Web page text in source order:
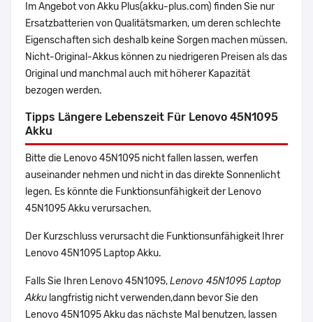
Im Angebot von Akku Plus(akku-plus.com) finden Sie nur
Ersatzbatterien von Qualitätsmarken, um deren schlechte
Eigenschaften sich deshalb keine Sorgen machen müssen.
Nicht-Original-Akkus können zu niedrigeren Preisen als das
Original und manchmal auch mit höherer Kapazität
bezogen werden.
Tipps Längere Lebenszeit Für Lenovo 45N1095
Akku
Bitte die Lenovo 45N1095 nicht fallen lassen, werfen
auseinander nehmen und nicht in das direkte Sonnenlicht
legen. Es könnte die Funktionsunfähigkeit der Lenovo
45N1095 Akku verursachen.
Der Kurzschluss verursacht die Funktionsunfähigkeit Ihrer
Lenovo 45N1095 Laptop Akku.
Falls Sie Ihren Lenovo 45N1095,Lenovo 45N1095 Laptop
Akku langfristig nicht verwenden,dann bevor Sie den
Lenovo 45N1095 Akku das nächste Mal benutzen, lassen